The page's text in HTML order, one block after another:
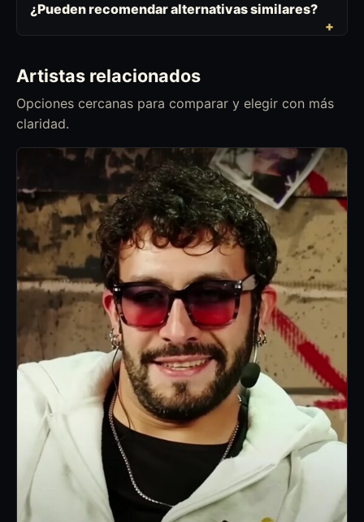
¿Pueden recomendar alternativas similares?
Artistas relacionados
Opciones cercanas para comparar y elegir con más
claridad.